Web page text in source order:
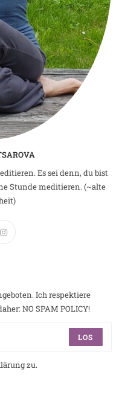
Es sei denn, du bist
Stunde meditieren. (~alte
Ich respektiere
NO SPAM POLICY!
LOS
zu.